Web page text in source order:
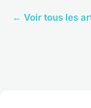
← Voir tous les